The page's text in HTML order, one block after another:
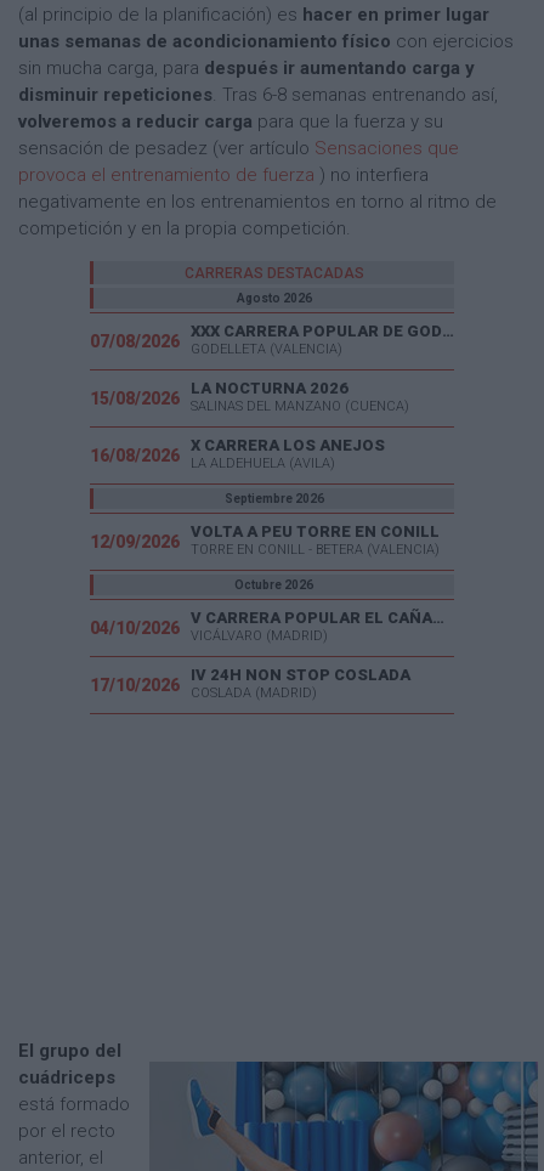
(al principio de la planificación) es hacer en primer lugar
unas semanas de acondicionamiento físico con ejercicios
sin mucha carga, para después ir aumentando carga y
disminuir repeticiones. Tras 6-8 semanas entrenando así,
volveremos a reducir carga para que la fuerza y su
sensación de pesadez (ver artículo Sensaciones que
provoca el entrenamiento de fuerza ) no interfiera
negativamente en los entrenamientos en torno al ritmo de
competición y en la propia competición.
CARRERAS DESTACADAS
Agosto 2026
07/08/2026
XXX CARRERA POPULAR DE GODELLETA
GODELLETA (VALENCIA)
15/08/2026
LA NOCTURNA 2026
SALINAS DEL MANZANO (CUENCA)
16/08/2026
X CARRERA LOS ANEJOS
LA ALDEHUELA (AVILA)
Septiembre 2026
12/09/2026
VOLTA A PEU TORRE EN CONILL
TORRE EN CONILL - BETERA (VALENCIA)
Octubre 2026
04/10/2026
V CARRERA POPULAR EL CAÑAVERAL
VICÁLVARO (MADRID)
17/10/2026
IV 24H NON STOP COSLADA
COSLADA (MADRID)
El grupo del
cuádriceps
está formado
por el recto
anterior, el